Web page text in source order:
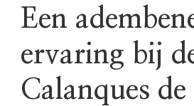
Een
ervaring bij
Calanques de